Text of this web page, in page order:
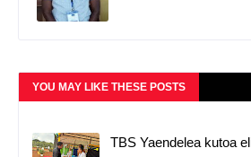
YOU MAY LIKE THESE POSTS
TBS Yaendelea kutoa